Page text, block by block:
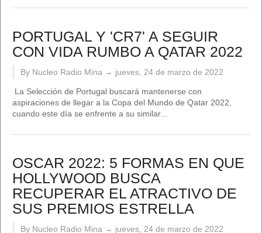
PORTUGAL Y 'CR7' A SEGUIR
CON VIDA RUMBO A QATAR 2022
By Nucleo Radio Mina → jueves, 24 de marzo de 2022
La Selección de Portugal buscará mantenerse con
aspiraciones de llegar a la Copa del Mundo de Qatar 2022,
cuando este día se enfrente a su similar...
OSCAR 2022: 5 FORMAS EN QUE
HOLLYWOOD BUSCA
RECUPERAR EL ATRACTIVO DE
SUS PREMIOS ESTRELLA
By Nucleo Radio Mina → jueves, 24 de marzo de 2022